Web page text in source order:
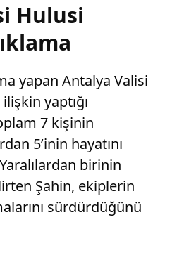
Hulusi
yapan Antalya Valisi
yaptığı
7 kişinin
5’inin hayatını
birinin
Şahin, ekiplerin
sürdürdüğünü